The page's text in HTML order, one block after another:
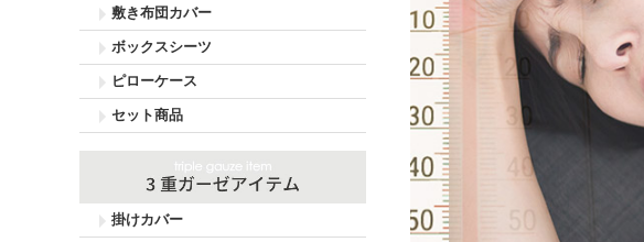
敷き布団カバー
ボックスシーツ
ピローケース
セット商品
掛けカバー